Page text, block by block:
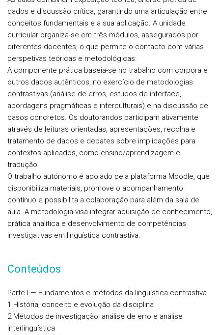
dados e discussão crítica, garantindo uma articulação entre
conceitos fundamentais e a sua aplicação. A unidade
curricular organiza-se em três módulos, assegurados por
diferentes docentes, o que permite o contacto com várias
perspetivas teóricas e metodológicas.
A componente prática baseia-se no trabalho com corpora e
outros dados autênticos, no exercício de metodologias
contrastivas (análise de erros, estudos de interface,
abordagens pragmáticas e interculturais) e na discussão de
casos concretos. Os doutorandos participam ativamente
através de leituras orientadas, apresentações, recolha e
tratamento de dados e debates sobre implicações para
contextos aplicados, como ensino/aprendizagem e
tradução.
O trabalho autónomo é apoiado pela plataforma Moodle, que
disponibiliza materiais, promove o acompanhamento
contínuo e possibilita a colaboração para além da sala de
aula. A metodologia visa integrar aquisição de conhecimento,
prática analítica e desenvolvimento de competências
investigativas em linguística contrastiva.
Conteúdos
Parte I — Fundamentos e métodos da linguística contrastiva
1 História, conceito e evolução da disciplina
2 Métodos de investigação: análise de erro e análise
interlinguística